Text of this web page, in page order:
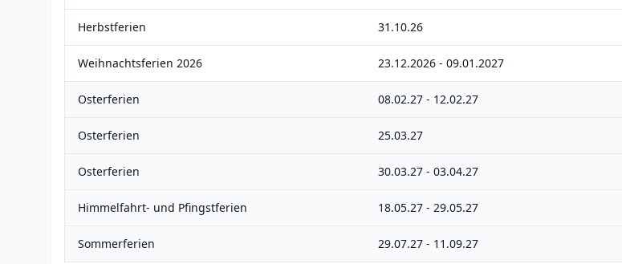
Herbstferien 31.10.26
Weihnachtsferien 2026 23.12.2026 - 09.01.2027
Osterferien 08.02.27 - 12.02.27
Osterferien 25.03.27
Osterferien 30.03.27 - 03.04.27
Himmelfahrt- und Pfingstferien 18.05.27 - 29.05.27
Sommerferien 29.07.27 - 11.09.27